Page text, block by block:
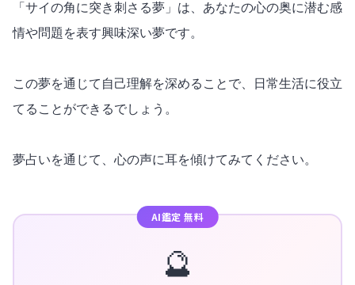
「サイの角に突き刺さる夢」は、あなたの心の奥に潜む感
情や問題を表す興味深い夢です。
この夢を通じて自己理解を深めることで、日常生活に役立
てることができるでしょう。
夢占いを通じて、心の声に耳を傾けてみてください。
AI鑑定 無料
🔮